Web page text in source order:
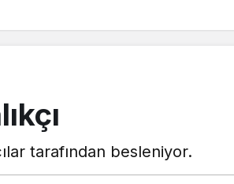
tarafından besleniyor.